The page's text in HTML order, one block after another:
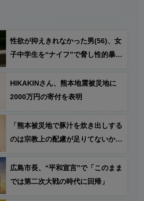
性欲が抑えきれなかった男(56)、女
子中学生を“ナイフ”で脅し性的暴行
HIKAKINさん、熊本地震被災地に
2000万円の寄付を表明
「熊本被災地で豚汁を炊き出しする
のは宗教上の配慮が足りてないから
言っているの？明日も豚肉たっぷり
栄養満点の豚汁をお配りします」
広島市長、“平和宣言”で「このまま
では第二次大戦の時代に回帰」